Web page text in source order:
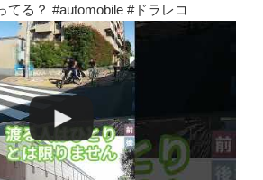
てる？ #automobile #ドラレコ